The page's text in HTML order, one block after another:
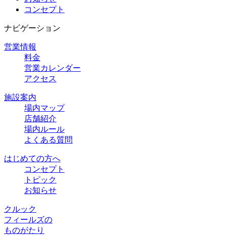
コンセプト
ナビゲーション
営業情報
料金
営業カレンダー
アクセス
施設案内
場内マップ
店舗紹介
場内ルール
よくある質問
はじめての方へ
コンセプト
トピック
お知らせ
クルック
フィールズの
ものがたり